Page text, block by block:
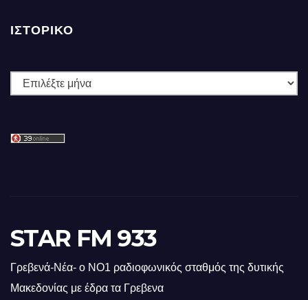
ΙΣΤΟΡΙΚΌ
Ιστορικό
STAR FM 933
Γρεβενά-Νέα- ο ΝΟ1 ραδιοφωνικός σταθμός της δυτικής
Μακεδονίας με έδρα τα Γρεβενα